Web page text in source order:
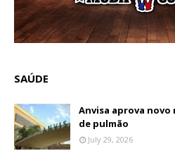
SAÚDE
Anvisa aprova
de pulmão
July 29, 2026